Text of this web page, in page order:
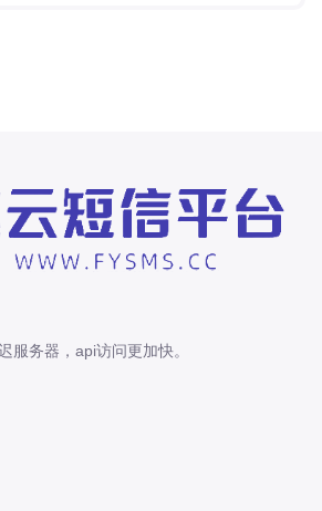
服务器，api访问更加快。